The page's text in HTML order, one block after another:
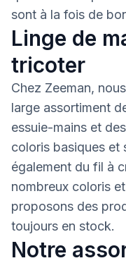
sont à la fois de
Linge de
tricoter
Chez Zeeman,
large assortiment
essuie-mains et
coloris basiques et
également du fil à
nombreux coloris
proposons des
toujours en stock.
Notre